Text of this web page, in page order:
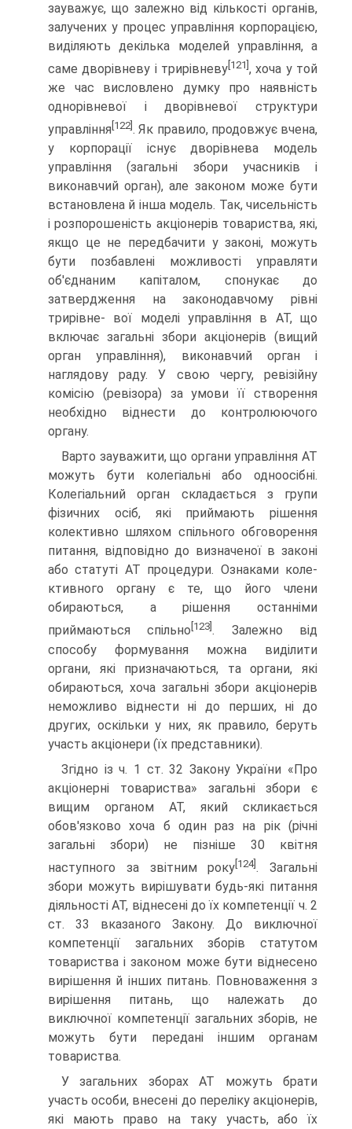
зауважує, що залежно від кількості органів,
залучених у процес управлін­ня корпорацією,
виділяють декілька моделей управління, а
саме дворівневу і трирівневу[121], хоча у той
же час висловлено думку про наявність
однорівневої і дворівневої структури
управління [122]. Як правило, продовжує вчена,
у корпорації іс­нує дворівнева модель
управління (загальні збори учасників і
виконавчий орган), але законом може бути
встановлена й інша модель. Так, чисельність
і розпорошеність акціонерів товариства, які,
якщо це не передбачити у законі, можуть
бути позбавлені можливості управляти
об'єднаним капіталом, спонукає до
затвердження на законодавчому рівні
трирівне- вої моделі управління в АТ, що
включає загальні збори акціо­нерів (вищий
орган управління), виконавчий орган і
наглядо­ву раду. У свою чергу, ревізійну
комісію (ревізора) за умови її створення
необхідно віднести до контролюючого
органу.
Варто зауважити, що органи управління АТ
можуть бути колегіальні або одноосібні.
Колегіальний орган складається з групи
фізичних осіб, які приймають рішення
колективно шляхом спільного обговорення
питання, відповідно до ви­значеної в законі
або статуті АТ процедури. Ознаками коле­
ктивного органу є те, що його члени
обираються, а рішення останніми
приймаються спільно [123] . Залежно від
способу фор­мування можна виділити
органи, які призначаються, та ор­гани, які
обираються, хоча загальні збори акціонерів
немо­жливо віднести ні до перших, ні до
других, оскільки у них, як правило, беруть
участь акціонери (їх представники).
Згідно із ч. 1 ст. 32 Закону України «Про
акціонерні то­вариства» загальні збори є
вищим органом АТ, який склика­ється
обов'язково хоча б один раз на рік (річні
загальні збо­ри) не пізніше 30 квітня
наступного за звітним року[124]. Загальні
збори можуть вирішувати будь-які питання
діяль­ності АТ, віднесені до їх компетенції ч. 2
ст. 33 вказаного Закону. До виключної
компетенції загальних зборів стату­том
товариства і законом може бути віднесено
вирішення й інших питань. Повноваження з
вирішення питань, що на­лежать до
виключної компетенції загальних зборів, не
мо­жуть бути передані іншим органам
товариства.
У загальних зборах АТ можуть брати
участь особи, вне­сені до переліку акціонерів,
які мають право на таку участь, або їх